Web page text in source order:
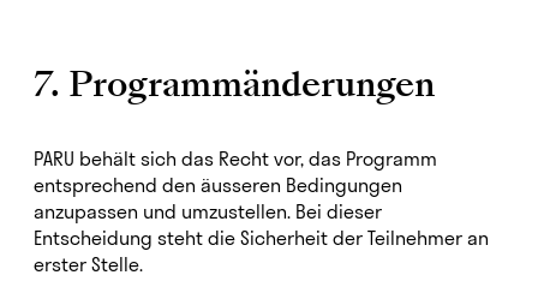
7. Programmänderungen
PARU behält sich das Recht vor, das Programm
entsprechend den äusseren Bedingungen
anzupassen und umzustellen. Bei dieser
Entscheidung steht die Sicherheit der Teilnehmer an
erster Stelle.